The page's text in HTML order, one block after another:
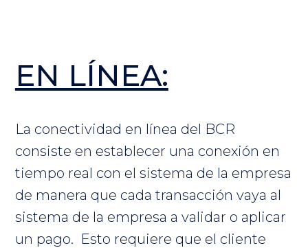
EN LÍNEA:
La conectividad en línea del BCR
consiste en establecer una conexión en
tiempo real con el sistema de la empresa
de manera que cada transacción vaya al
sistema de la empresa a validar o aplicar
un pago. Esto requiere que el cliente